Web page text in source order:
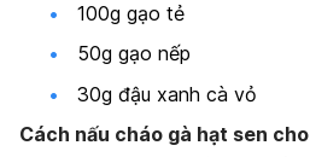
100g gạo tẻ
50g gạo nếp
30g đậu xanh cà vỏ
Cách nấu cháo gà hạt sen